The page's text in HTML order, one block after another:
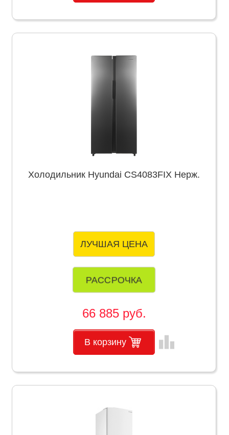
Холодильник Hyundai CS4083FIX Нерж.
ЛУЧШАЯ ЦЕНА
РАССРОЧКА
66 885 руб.
В корзину leaderboard